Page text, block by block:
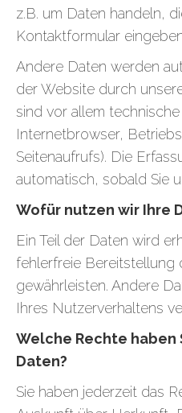
z.B. um Daten handeln,
Kontaktformular
Andere Daten werden
der Website durch
sind vor allem technische
Internetbrowser,
Seitenaufrufs). Die
automatisch, sobald Sie
Wofür nutzen wir Ihre
Ein Teil der Daten wird
fehlerfreie Bereitstellung
gewährleisten. Andere
Ihres Nutzerverhaltens
Welche Rechte haben
Daten?
Sie haben jederzeit das